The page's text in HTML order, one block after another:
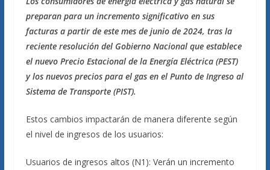
preparan para un incremento significativo en sus
facturas a partir de este mes de junio de 2024, tras la
reciente resolución del Gobierno Nacional que establece
el nuevo Precio Estacional de la Energía Eléctrica (PEST)
y los nuevos precios para el gas en el Punto de Ingreso al
Sistema de Transporte (PIST).
Estos cambios impactarán de manera diferente según
el nivel de ingresos de los usuarios:
Usuarios de ingresos altos (N1): Verán un incremento